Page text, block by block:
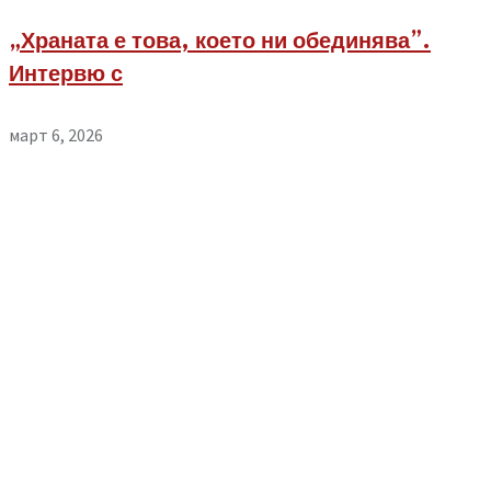
„Храната е това, което ни обединява”.
Интервю с
март 6, 2026